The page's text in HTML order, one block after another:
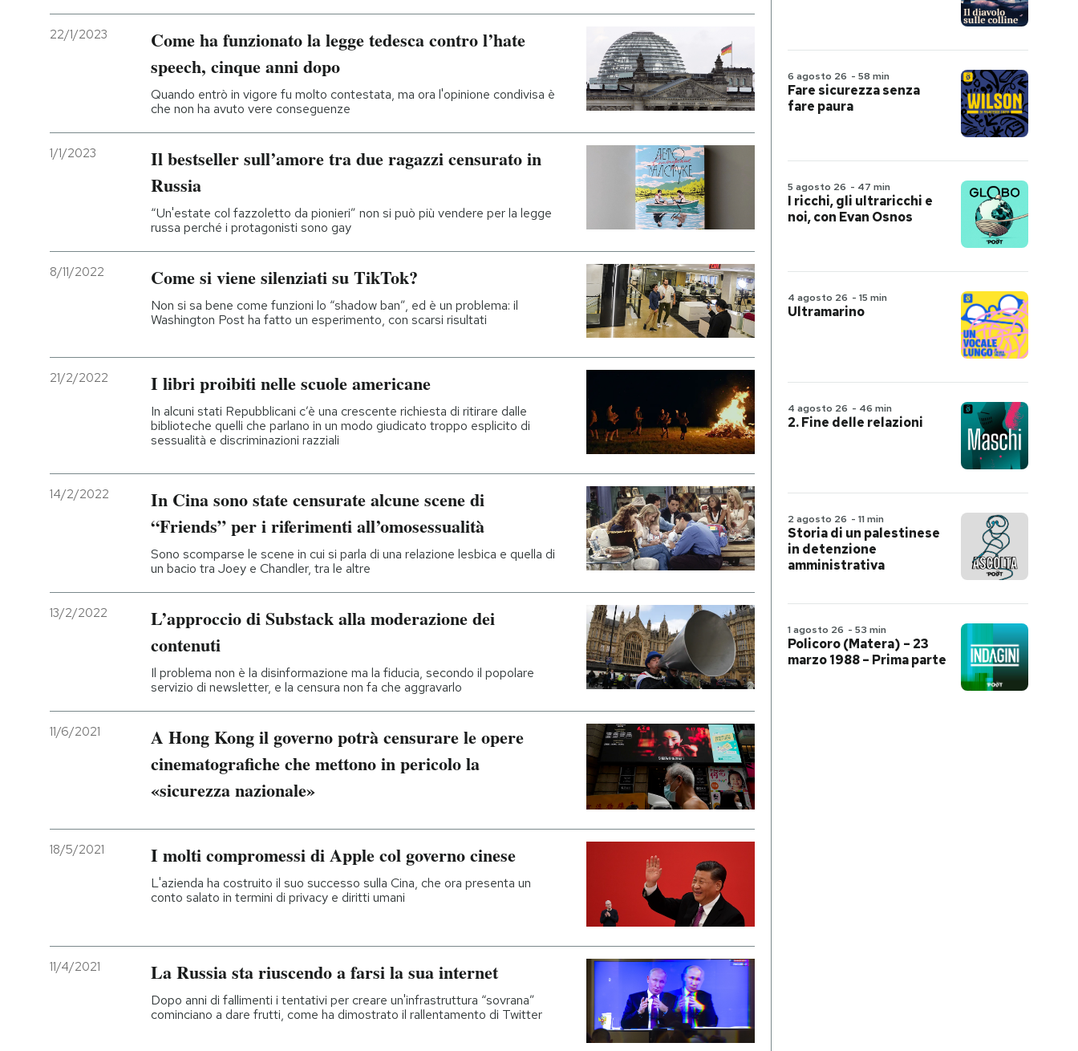
22/1/2023
Come ha funzionato la legge tedesca contro l’hate
speech, cinque anni dopo
Quando entrò in vigore fu molto contestata, ma ora l'opinione condivisa è
che non ha avuto vere conseguenze
1/1/2023
Il bestseller sull’amore tra due ragazzi censurato in
Russia
“Un'estate col fazzoletto da pionieri” non si può più vendere per la legge
russa perché i protagonisti sono gay
8/11/2022 Come si viene silenziati su TikTok?
Non si sa bene come funzioni lo “shadow ban”, ed è un problema: il
Washington Post ha fatto un esperimento, con scarsi risultati
21/2/2022 I libri proibiti nelle scuole americane
In alcuni stati Repubblicani c’è una crescente richiesta di ritirare dalle
biblioteche quelli che parlano in un modo giudicato troppo esplicito di
sessualità e discriminazioni razziali
14/2/2022
In Cina sono state censurate alcune scene di
“Friends” per i riferimenti all’omosessualità
Sono scomparse le scene in cui si parla di una relazione lesbica e quella di
un bacio tra Joey e Chandler, tra le altre
13/2/2022
L’approccio di Substack alla moderazione dei
contenuti
Il problema non è la disinformazione ma la fiducia, secondo il popolare
servizio di newsletter, e la censura non fa che aggravarlo
11/6/2021
A Hong Kong il governo potrà censurare le opere
cinematografiche che mettono in pericolo la
«sicurezza nazionale»
18/5/2021 I molti compromessi di Apple col governo cinese
L'azienda ha costruito il suo successo sulla Cina, che ora presenta un
conto salato in termini di privacy e diritti umani
11/4/2021 La Russia sta riuscendo a farsi la sua internet
Dopo anni di fallimenti i tentativi per creare un'infrastruttura “sovrana”
cominciano a dare frutti, come ha dimostrato il rallentamento di Twitter
6 agosto 26 - 58 min
Fare sicurezza senza
fare paura
5 agosto 26 - 47 min
I ricchi, gli ultraricchi e
noi, con Evan Osnos
4 agosto 26 - 15 min
Ultramarino
4 agosto 26 - 46 min
2. Fine delle relazioni
2 agosto 26 - 11 min
Storia di un palestinese
in detenzione
amministrativa
1 agosto 26 - 53 min
Policoro (Matera) – 23
marzo 1988 – Prima parte